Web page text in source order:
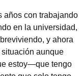
años con trabajando
en la universidad,
y ahora
aunque
estoy—que tengo